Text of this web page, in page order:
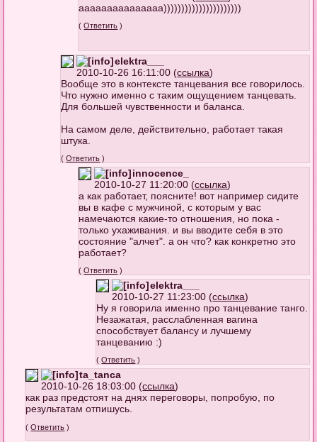
ааааааааааааааа))))))))))))))))))))))
(Ответить )
elektra___
2010-10-26 16:11:00 (ссылка)
Вообще это в контексте танцевания все говорилось.
Что нужно именно с таким ощущением танцевать.
Для большей чувственности и баланса.
На самом деле, действительно, работает такая
штука.
(Ответить )
innocence_
2010-10-27 11:20:00 (ссылка)
а как работает, поясните! вот например сидите
вы в кафе с мужчиной, с которым у вас
намечаются какие-то отношения, но пока -
только ухаживания. и вы вводите себя в это
состояние "алчет". а он что? как конкретно это
работает?
(Ответить )
elektra___
2010-10-27 11:23:00 (ссылка)
Ну я говорила именно про танцевание танго.
Незажатая, расслабленная вагина
способствует балансу и лучшему
танцеванию :)
(Ответить )
ta_tanca
2010-10-26 18:03:00 (ссылка)
как раз предстоят на днях переговоры, попробую, по
результатам отпишусь.
(Ответить )